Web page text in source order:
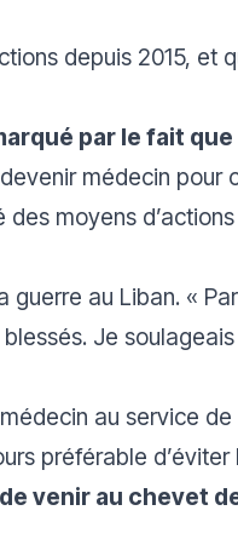
depuis 2015, et
par le fait
médecin pour
moyens d’actions
guerre au Liban. «
Je
au service
préférable
venir au chevet